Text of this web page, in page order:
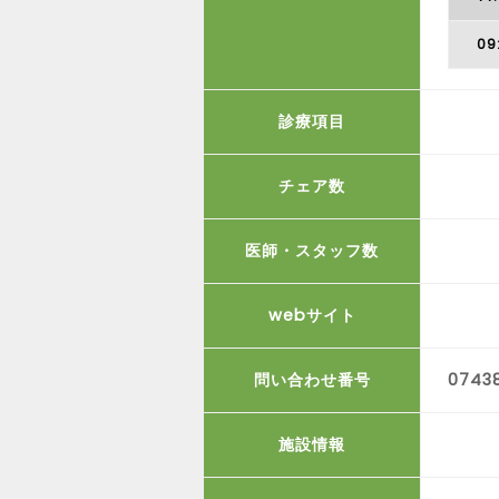
診療項目
チェア数
医師・スタッフ数
webサイト
問い合わせ番号
施設情報